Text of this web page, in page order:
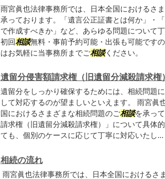
雨宮眞也法律事務所では、日本全国におけるさ
承っております。「遺言公正証書とは何か」・
で作成すべきか」など、あらゆる問題について
初回相談無料・事前予約可能・出張も可能です
はお気軽に当事務所までご相談ください。
遺留分侵害額請求権（旧遺留分減殺請求権）
遺留分をしっかり確保するためには、相続問題
して対応するのが望ましいといえます。 雨宮眞
国におけるさまざまな相続問題のご相談を承っ
請求権（旧遺留分減殺請求権）」について具体
ても、個別のケースに応じて丁寧に対応いたし...
相続の流れ
雨宮眞也法律事務所では、日本全国におけるさ